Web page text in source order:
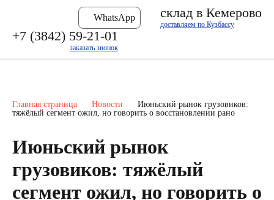
WhatsApp склад в Кемерово
доставляем по Кузбассу
+7 (3842) 59-21-01
заказать звонок
Главная страница Новости
Июньский рынок грузовиков:
тяжёлый сегмент ожил, но говорить о восстановлении рано
Июньский рынок
грузовиков: тяжёлый
сегмент ожил, но говорить о